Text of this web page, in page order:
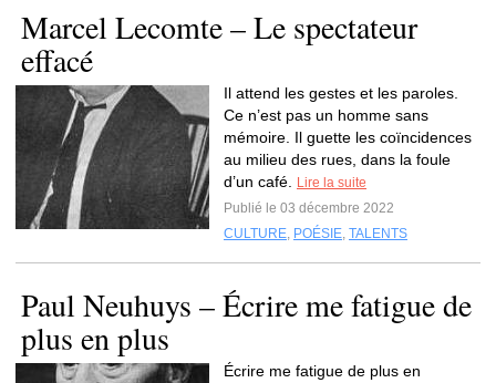
Marcel Lecomte – Le spectateur
effacé
Il attend les gestes et les paroles.
Ce n’est pas un homme sans
mémoire. Il guette les coïncidences
au milieu des rues, dans la foule
d’un café.
Lire la suite
Publié le 03 décembre 2022
CULTURE, POÉSIE, TALENTS
Paul Neuhuys – Écrire me fatigue de
plus en plus
Écrire me fatigue de plus en